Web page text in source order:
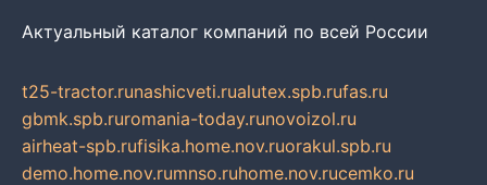
Актуальный каталог компаний по всей России
t25-tractor.runashicveti.rualutex.spb.rufas.ru
gbmk.spb.ruromania-today.runovoizol.ru
airheat-spb.rufisika.home.nov.ruorakul.spb.ru
demo.home.nov.rumnso.ruhome.nov.rucemko.ru